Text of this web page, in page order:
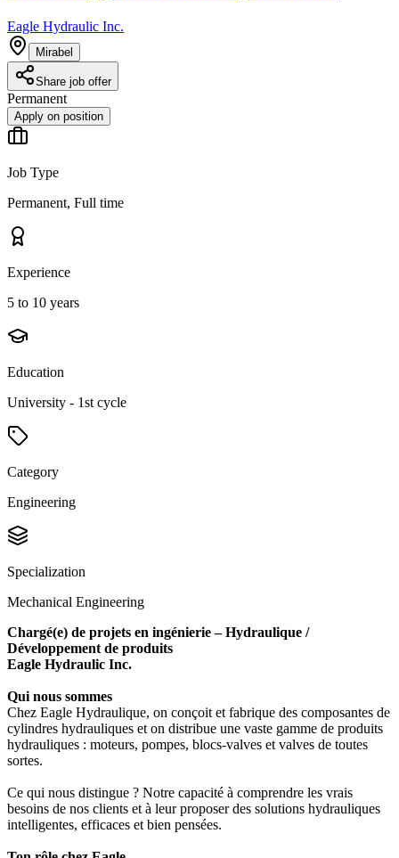
Eagle Hydraulic Inc.
Mirabel
Share job offer
Permanent
Apply on position
Job Type
Permanent, Full time
Experience
5 to 10 years
Education
University - 1st cycle
Category
Engineering
Specialization
Mechanical Engineering
Chargé(e) de projets en ingénierie – Hydraulique /
Développement de produits
Eagle Hydraulic Inc.
Qui nous sommes
Chez Eagle Hydraulique, on conçoit et fabrique des composantes de
cylindres hydrauliques et on distribue une vaste gamme de produits
hydrauliques : moteurs, pompes, blocs-valves et valves de toutes
sortes.
Ce qui nous distingue ? Notre capacité à comprendre les vrais
besoins de nos clients et à leur proposer des solutions hydrauliques
intelligentes, efficaces et bien pensées.